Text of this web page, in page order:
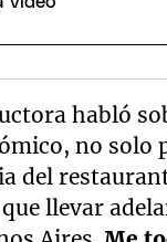
habló
no solo
del
llevar